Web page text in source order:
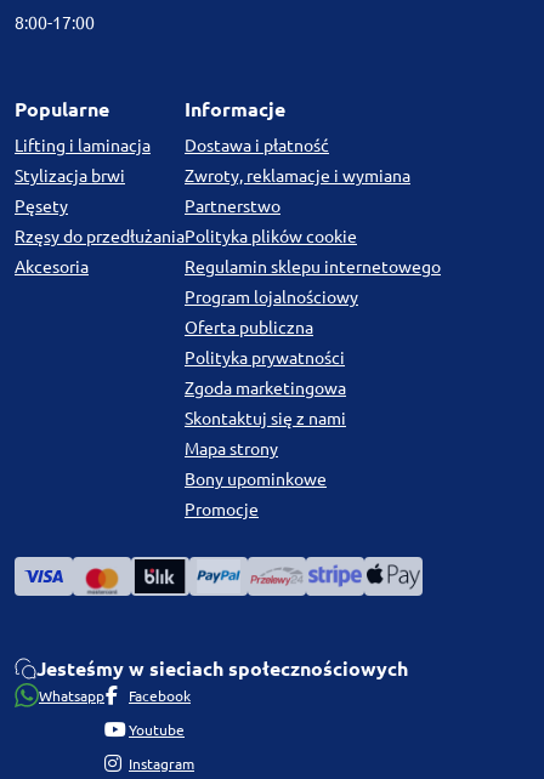
8:00-17:00
Popularne
Lifting i laminacja
Stylizacja brwi
Pęsety
Rzęsy do przedłużania
Akcesoria
Informacje
Dostawa i płatność
Zwroty, reklamacje i wymiana
Partnerstwo
Polityka plików cookie
Regulamin sklepu internetowego
Program lojalnościowy
Oferta publiczna
Polityka prywatności
Zgoda marketingowa
Skontaktuj się z nami
Mapa strony
Bony upominkowe
Promocje
Jesteśmy w sieciach społecznościowych
Whatsapp Facebook
Youtube
Instagram